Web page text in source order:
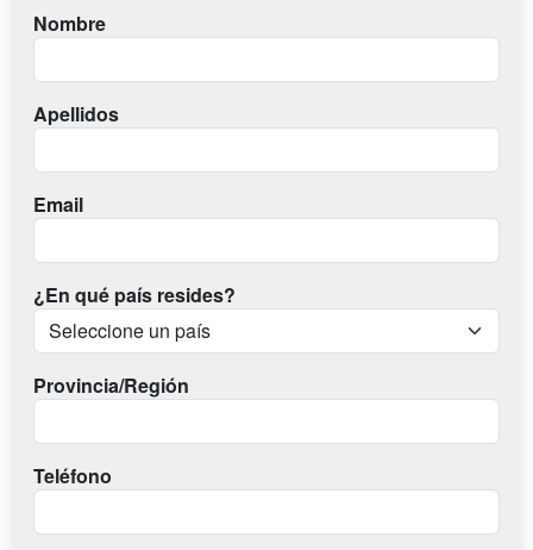
Nombre
Apellidos
Email
¿En qué país resides?
Provincia/Región
Teléfono